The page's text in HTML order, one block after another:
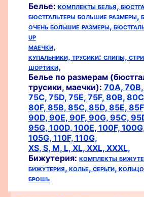
Белье: комплекты белья,
бюстгальтеры большие размеры,
очень большие размеры,
up
маечки,
купальники, трусики: слипы,
шортики,
Белье по размерам
трусики, маечки): 70A, 70B,
75C, 75D, 75E, 75F, 80B,
80F, 85B, 85C, 85D, 85E,
90D, 90E, 90F, 90G, 95C,
95G, 100D, 100E, 100F,
105G, 110F, 110G,
XS, S, M, L, XL, XXL, XXXL,
Бижутерия: комплекты
бижутерия, колье, серьги,
брошь